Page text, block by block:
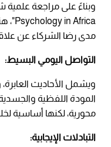
مدى رضا الشركاء عن
التواصل اليومي البسيط:
ويشمل الأحاديث العابرة،
المودة اللفظية
محورية، لكنها أساسية
التبادلات الإيجابية: